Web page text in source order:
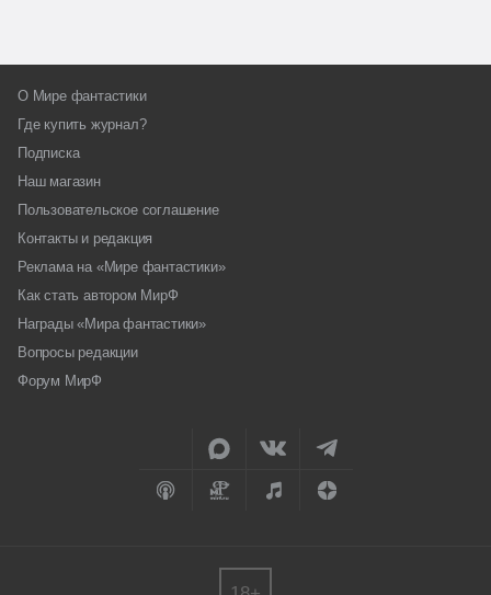
О Мире фантастики
Где купить журнал?
Подписка
Наш магазин
Пользовательское соглашение
Контакты и редакция
Реклама на «Мире фантастики»
Как стать автором МирФ
Награды «Мира фантастики»
Вопросы редакции
Форум МирФ